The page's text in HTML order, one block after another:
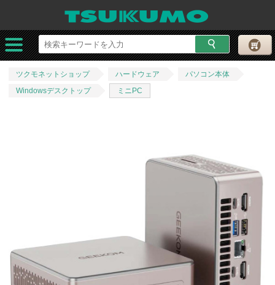
ツクモネットショップ ハードウェア
パソコン本体
Windowsデスクトップ
ミニPC